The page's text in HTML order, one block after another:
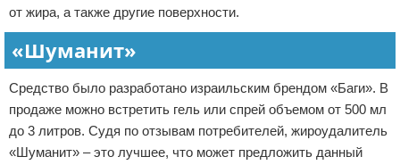
от жира, а также другие поверхности.
«Шуманит»
Средство было разработано израильским брендом «Баги». В
продаже можно встретить гель или спрей объемом от 500 мл
до 3 литров. Судя по отзывам потребителей, жироудалитель
«Шуманит» – это лучшее, что может предложить данный